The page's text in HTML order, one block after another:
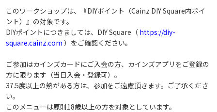
このワークショップは、『DIYポイント（Cainz DIY Square内ポイ
ント）』の対象です。
DIYポイントにつきましては、DIY Square（ https://diy-
square.cainz.com ）をご確認ください。
ご参加はカインズカードにご入会の方、カインズアプリをご登録の
方に限ります（当日入会・登録可）。
37.5度以上の熱がある方は、参加をご遠慮頂きます。ご了承くださ
い。
このメニューは原則18歳以上の方を対象としています。